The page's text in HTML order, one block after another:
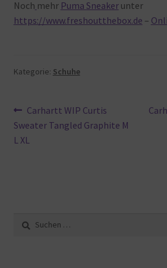
Noch mehr Puma Sneakerunter
https://www.freshoutthebox.de –
Kategorie: Schuhe
Beitragsnavigation
Vorheriger
Beitrag:
Carhartt WIP Curtis
Sweater Tangled Graphite M
L XL
Suche
nach: